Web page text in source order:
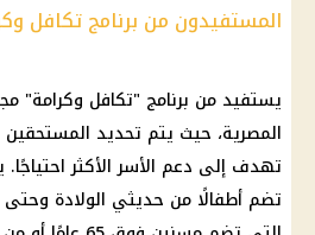
المستفيدون من برنامج تكافل
يستفيد من برنامج "تكافل وكرامة"
المصرية، حيث يتم تحديد المستحقين
تهدف إلى دعم الأسر الأكثر